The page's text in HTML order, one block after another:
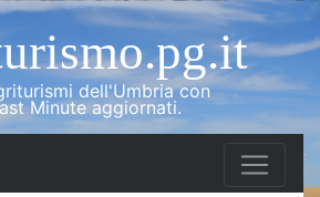
dell'Umbria con
Minute aggiornati.